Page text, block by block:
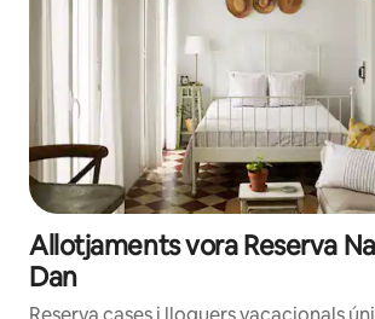
Allotjaments vora Reserva
Dan